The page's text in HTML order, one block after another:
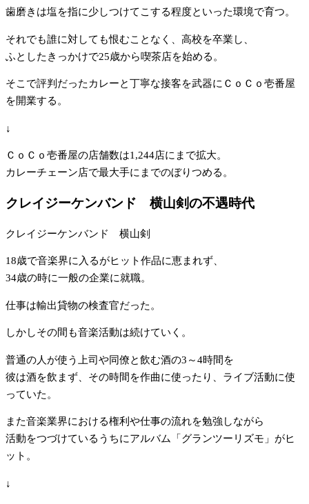
歯磨きは塩を指に少しつけてこする程度といった環境で育つ。
それでも誰に対しても恨むことなく、高校を卒業し、
ふとしたきっかけで25歳から喫茶店を始める。
そこで評判だったカレーと丁寧な接客を武器にＣｏＣｏ壱番屋
を開業する。
↓
ＣｏＣｏ壱番屋の店舗数は1,244店にまで拡大。
カレーチェーン店で最大手にまでのぼりつめる。
クレイジーケンバンド 横山剣の不遇時代
クレイジーケンバンド 横山剣
18歳で音楽界に入るがヒット作品に恵まれず、
34歳の時に一般の企業に就職。
仕事は輸出貸物の検査官だった。
しかしその間も音楽活動は続けていく。
普通の人が使う上司や同僚と飲む酒の3～4時間を
彼は酒を飲まず、その時間を作曲に使ったり、ライブ活動に使
っていた。
また音楽業界における権利や仕事の流れを勉強しながら
活動をつづけているうちにアルバム「グランツーリズモ」がヒ
ット。
↓